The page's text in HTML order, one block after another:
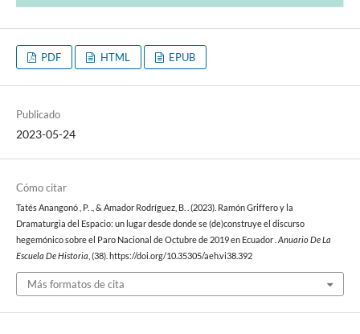
PDF HTML EPUB
Publicado
2023-05-24
Cómo citar
Tatés Anangonó , P. ., & Amador Rodríguez, B. . (2023). Ramón Griffero y la
Dramaturgia del Espacio: un lugar desde donde se (de)construye el discurso
hegemónico sobre el Paro Nacional de Octubre de 2019 en Ecuador . Anuario De La
Escuela De Historia , (38). https://doi.org/10.35305/aeh.vi38.392
Más formatos de cita